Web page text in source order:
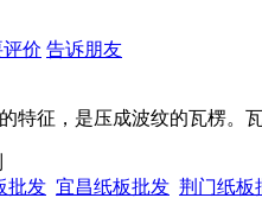
价 告诉朋友
特征，是压成波纹的瓦楞。
批发 宜昌纸板批发 荆门纸板